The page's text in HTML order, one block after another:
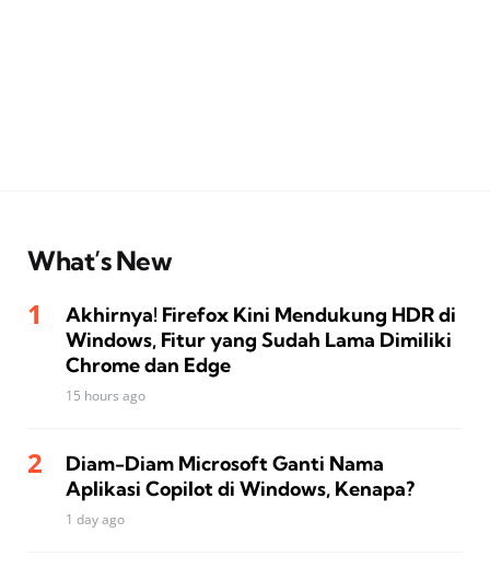
What’s New
Akhirnya! Firefox Kini Mendukung HDR di
Windows, Fitur yang Sudah Lama Dimiliki
Chrome dan Edge
15 hours ago
Diam-Diam Microsoft Ganti Nama
Aplikasi Copilot di Windows, Kenapa?
1 day ago